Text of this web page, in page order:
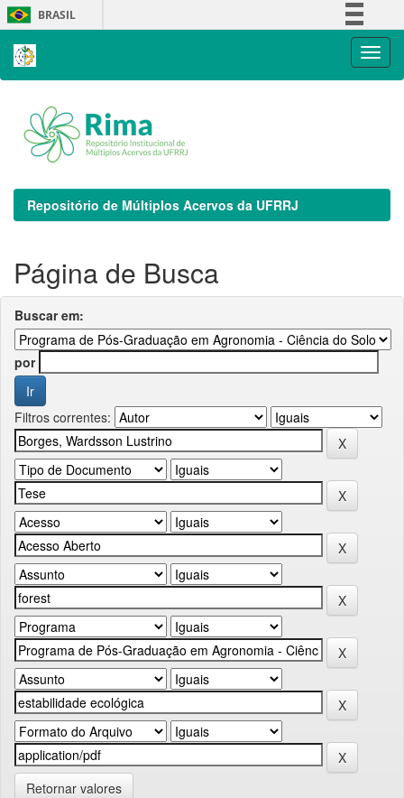
Skip
navigation
BRASIL
Repositório de Múltiplos Acervos da UFRRJ
Página de Busca
Buscar em:
por
Filtros correntes:
Retornar valores